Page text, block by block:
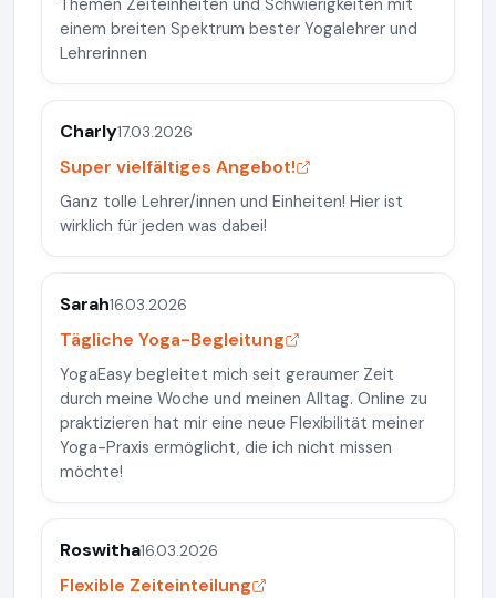
Themen Zeiteinheiten und Schwierigkeiten mit
einem breiten Spektrum bester Yogalehrer und
Lehrerinnen
Charly17.03.2026
Super vielfältiges Angebot!
Ganz tolle Lehrer/innen und Einheiten! Hier ist
wirklich für jeden was dabei!
Sarah16.03.2026
Tägliche Yoga-Begleitung
YogaEasy begleitet mich seit geraumer Zeit
durch meine Woche und meinen Alltag. Online zu
praktizieren hat mir eine neue Flexibilität meiner
Yoga-Praxis ermöglicht, die ich nicht missen
möchte!
Roswitha16.03.2026
Flexible Zeiteinteilung